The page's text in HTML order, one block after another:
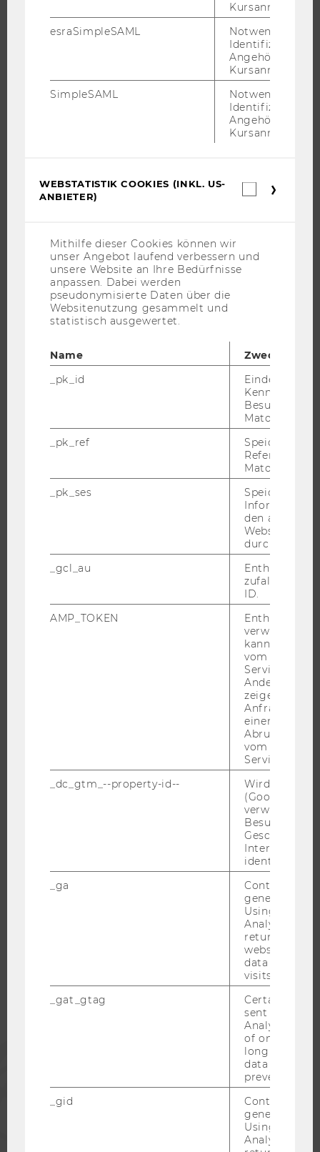
WARUM WU?
DOKTORAT / PHD
ANGEBOTE FÜR SCHULEN UND STUDIENINTERESSIERTE
FORSCHUNG
FORSCHUNGSPORTAL
FORSCHENDE
ORGANISATION DER FORSCHUNG
FORSCHUNGSINFRASTRUKTUR
UNIVERSITÄT
ÜBER DIE WU
ORGANISATION
WU FOUNDATION
WELCOME SERVICES
ALUMNI
MITARBEITENDE
Kursanmeldung.
esraSimpleSAML
Notwendig zur
Identifizierung
Angehörige/r für
Kursanmeldung.
SimpleSAML
Notwendig zur
Identifizierung
Angehörige/r für
Kursanmeldung.
WEBSTATISTIK COOKIES (INKL. US-
ANBIETER)
Mithilfe dieser Cookies können wir
unser Angebot laufend verbessern und
unsere Website an Ihre Bedürfnisse
anpassen. Dabei werden
pseudonymisierte Daten über die
Websitenutzung gesammelt und
statistisch ausgewertet.
Name
Zweck
_pk_id
Eindeutige
Besuchers
Matomo.
_pk_ref
Speicherung
Referrers
Matomo.
_pk_ses
Speicherung
den aktuellen
durch
_gcl_au
Enthält eine
ID.
AMP_TOKEN
Enthält ein
verwendet
kann, um
vom AMP-
Service
Andere
zeigen Opt-
Anfrage im
einen Fehler
Abrufen
vom AMP
Service an.
_dc_gtm_--property-id--
Wird von
(Google Tag
verwendet,
Besucher
Geschlecht
Interessen zu
identifizieren.
_ga
Contains a
generated
Using this
Analytics can
returning
website and
data from
visits.
_gat_gtag
Certain data
sent to
Analytics a
of once per
long as it is
data
prevented.
_gid
Contains a
generated
Using this
Analytics can